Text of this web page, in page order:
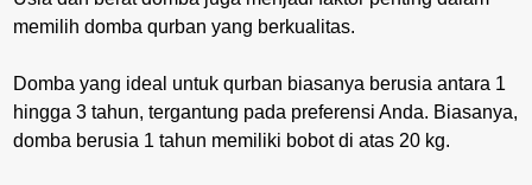
memilih domba qurban yang berkualitas.
Domba yang ideal untuk qurban biasanya berusia antara 1
hingga 3 tahun, tergantung pada preferensi Anda. Biasanya,
domba berusia 1 tahun memiliki bobot di atas 20 kg.